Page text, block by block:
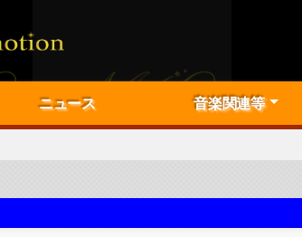
ニュース 音楽関連等